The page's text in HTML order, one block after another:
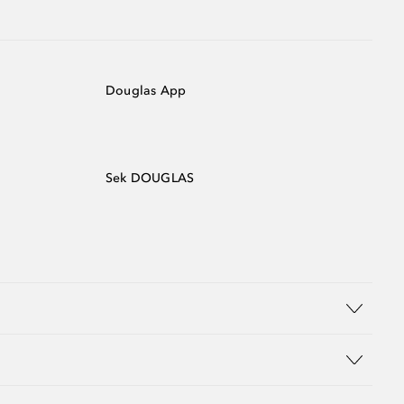
Douglas App
Sek DOUGLAS